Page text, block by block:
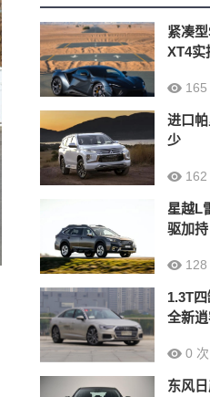
紧凑
XT4实
165
进口
少
162
星越L
驱加
128
1.3T
全新
0 次
东风